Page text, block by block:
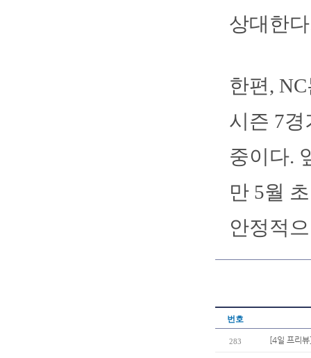
상대한
한편,
시즌 7경
중이다.
만 5월
안정적
번호
283 [4일 프리